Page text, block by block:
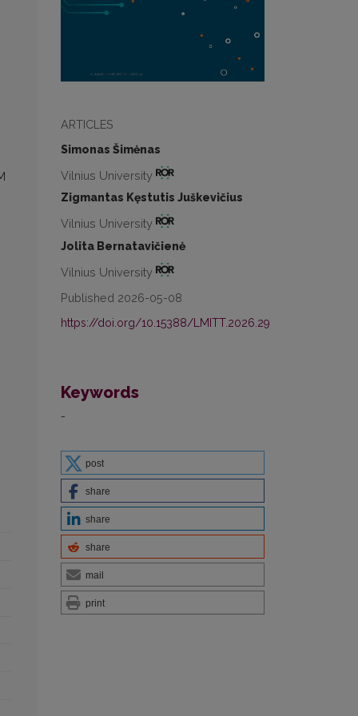
ARTICLES
Simonas Šimėnas
Vilnius University
Zigmantas Kęstutis Juškevičius
Vilnius University
Jolita Bernatavičienė
Vilnius University
Published 2026-05-08
https://doi.org/10.15388/LMITT.2026.29
Keywords
-
post
share
share
share
mail
print